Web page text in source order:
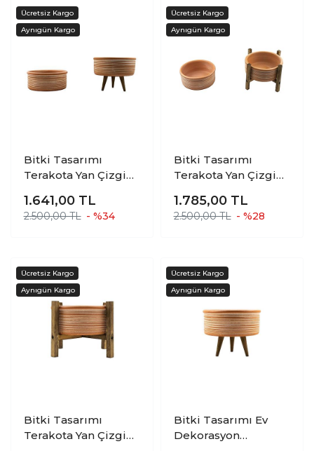
Bitki Tasarımı
Terakota Yan Çizgi
Aranjman ve Bonzai
Saksı Ayaksız ve 3
1.641,00 TL
2.500,00 TL - %34
Bitki Tasarımı
Terakota Yan Çizgi
Aranjman ve Bonzai
Saksı Ayaksız ve 4
1.785,00 TL
2.500,00 TL - %28
Bitki Tasarımı
Terakota Yan Çizgi
Bitki Tasarımı Ev
Dekorasyon